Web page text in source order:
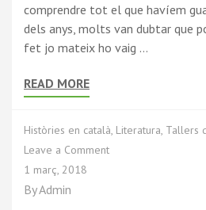
comprendre tot el que havíem
dels anys, molts van dubtar que
fet jo mateix ho vaig …
READ MORE
Històries en català, Literatura, Tallers
Leave a Comment
1 març, 2018
ByAdmin